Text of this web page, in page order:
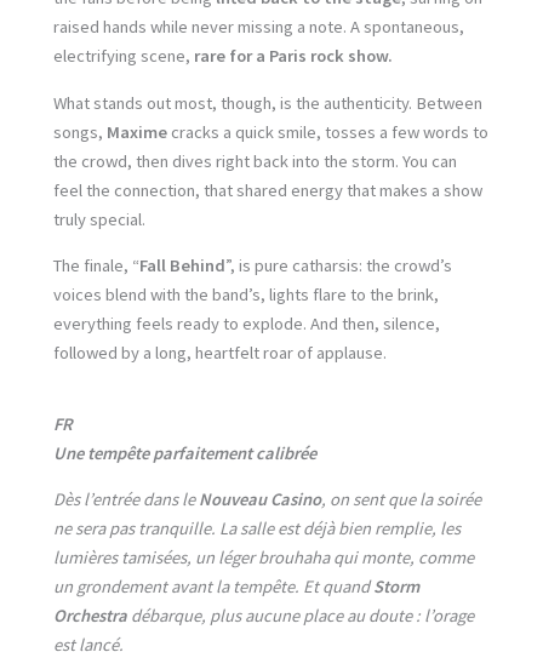
raised hands while never missing a note. A spontaneous,
electrifying scene, rare for a Paris rock show.
What stands out most, though, is the authenticity. Between
songs, Maxime cracks a quick smile, tosses a few words to
the crowd, then dives right back into the storm. You can
feel the connection, that shared energy that makes a show
truly special.
The finale, “Fall Behind”, is pure catharsis: the crowd’s
voices blend with the band’s, lights flare to the brink,
everything feels ready to explode. And then, silence,
followed by a long, heartfelt roar of applause.
FR
Une tempête parfaitement calibrée
Dès l’entrée dans leNouveau Casino, on sent que la soirée
ne sera pas tranquille. La salle est déjà bien remplie, les
lumières tamisées, un léger brouhaha qui monte, comme
un grondement avant la tempête. Et quandStorm
Orchestra débarque, plus aucune place au doute : l’orage
est lancé.